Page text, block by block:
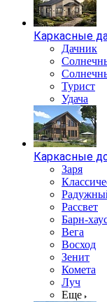
Каркасные
Дачник
Турист
Удача
Каркасные
Заря
Рассвет
Барн-
Вега
Восход
Зенит
Комета
Луч
Еще